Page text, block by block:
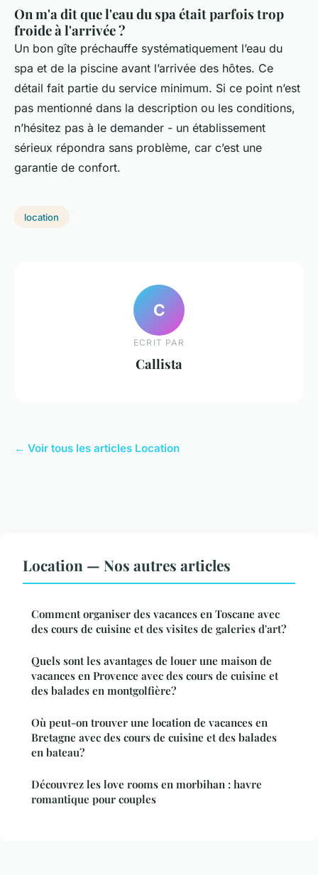
On m'a dit que l'eau du spa était parfois trop
froide à l'arrivée ?
Un bon gîte préchauffe systématiquement l’eau du
spa et de la piscine avant l’arrivée des hôtes. Ce
détail fait partie du service minimum. Si ce point n’est
pas mentionné dans la description ou les conditions,
n’hésitez pas à le demander - un établissement
sérieux répondra sans problème, car c’est une
garantie de confort.
location
C
ECRIT PAR
Callista
← Voir tous les articles Location
Location — Nos autres articles
Comment organiser des vacances en Toscane avec
des cours de cuisine et des visites de galeries d'art?
Quels sont les avantages de louer une maison de
vacances en Provence avec des cours de cuisine et
des balades en montgolfière?
Où peut-on trouver une location de vacances en
Bretagne avec des cours de cuisine et des balades
en bateau?
Découvrez les love rooms en morbihan : havre
romantique pour couples